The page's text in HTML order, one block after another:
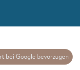
bei Google bevorzugen